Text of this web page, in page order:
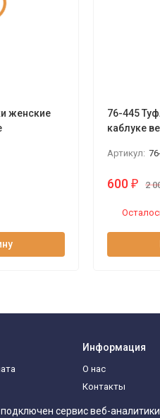
сервис веб-
76-445
каблуке
Артикул:
600 ₽ 2
Информация
О нас
Контакты